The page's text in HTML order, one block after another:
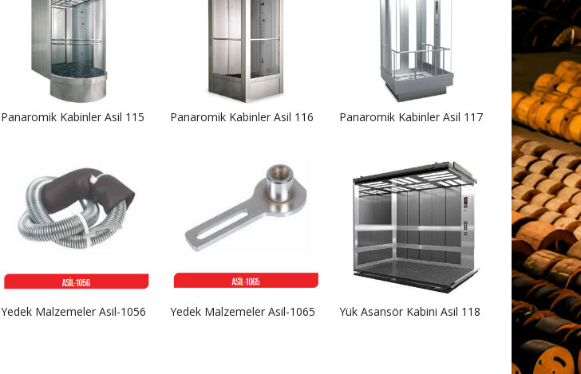
Panaromik Kabinler Asil 115 Panaromik Kabinler Asil 116 Panaromik Kabinler Asil 117
Yedek Malzemeler Asil-1056 Yedek Malzemeler Asil-1065 Yük Asansör Kabini Asil 118